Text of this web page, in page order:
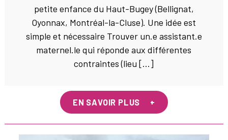
petite enfance du Haut-Bugey (Bellignat,
Oyonnax, Montréal-la-Cluse). Une idée est
simple et nécessaire Trouver un.e assistant.e
maternel.le qui réponde aux différentes
contraintes (lieu […]
EN SAVOIR PLUS